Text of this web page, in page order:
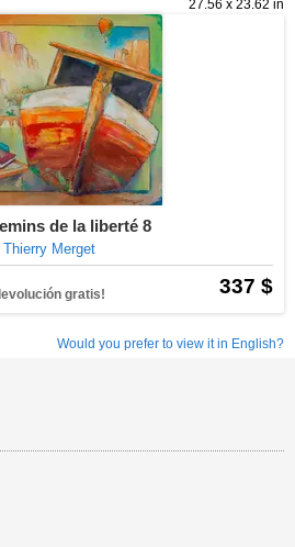
27.56 x 23.62 in
de la liberté 8
Thierry Merget
337 $
gratis!
Would you prefer to view it in English?